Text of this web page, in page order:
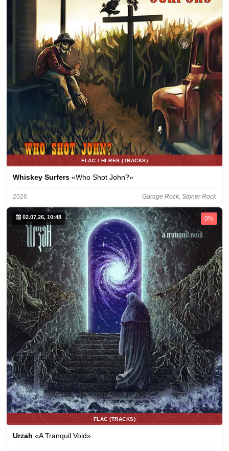
FLAC / HI-RES (TRACKS)
Whiskey Surfers «Who Shot John?»
2026 Garage Rock, Stoner Rock
02.07.26, 10:48 0%
FLAC (TRACKS)
Urzah «A Tranquil Void»